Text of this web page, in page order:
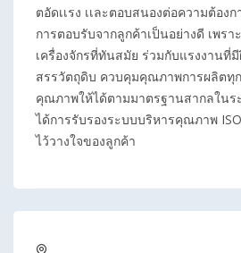
ตอัดเเรง เเละตอบสนองต่อความต้อง
การตอบรับจากลูกค้าเป็นอย่างดี เพรา
เครื่องจักรที่ทันสมัย ร่วมกับแรงงานที่
สรรวัตถุดิบ ควบคุมคุณภาพการผลิต
คุณภาพให้ได้ตามมาตรฐานสากลในร
ได้การรับรองระบบบริหารคุณภาพ
ไว้วางใจของลูกค้า